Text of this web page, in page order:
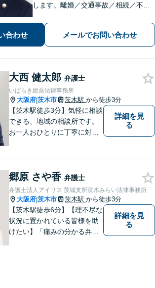
します。離婚／交通事故／相続／不動
などの刑事事件にも幅広く対応。紛争
化してしてしまった問題も、より良い
着地点を探り、交渉を重ねます【初回
相談無料】
合わせ メールでお問い合わせ
大西 健太郎 弁護士
いばらき総合法律事務所
大阪府|茨木市 茨木駅 から徒歩3分
【茨木駅徒歩3分】気軽に相談
できる、地域の相談所です。
お一人おひとりに丁寧に対応
お困りごとがあれば、すぐに
ご相談を！
詳細を見
る
郷原 さや香 弁護士
弁護士法人アイリス 茨城支所茨木みらい法律事務所
大阪府|茨木市 茨木駅 から徒歩3分
【茨木駅徒歩6分】【理不尽な
状況に置かれている皆様を助
けたい】「痛みの分かる弁護
詳細を見
る